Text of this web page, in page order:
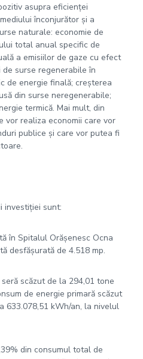
asupra eficienței
înconjurător și a
naturale: economie de
total anual specific de
a emisiilor de gaze cu efect
surse regenerabile în
de energie finală; creșterea
din surse neregenerabile;
termică. Mai mult, din
vor realiza economii care vor
publice și care vor putea fi
investiției sunt:
în Spitalul Orășenesc Ocna
desfășurată de 4.518 mp.
scăzut de la 294,01 tone
de energie primară scăzut
633.078,51 kWh/an, la nivelul
din consumul total de